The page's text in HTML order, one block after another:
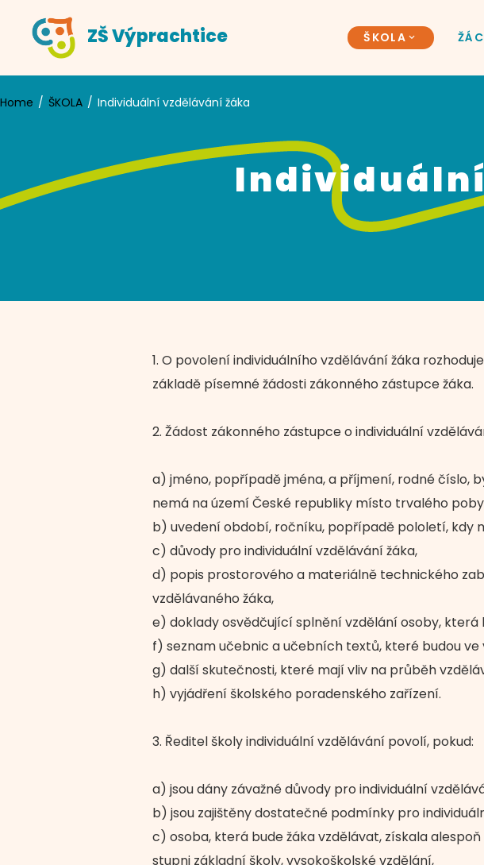
content
ZŠ Výprachtice ŠKOLA
Home ŠKOLA Individuální vzdělávání žáka
1. O povolení individuálního vzdělávání žáka
základě písemné žádosti zákonného zástupce žáka.
2. Žádost zákonného zástupce o individuální
a) jméno, popřípadě jména, a příjmení, rodné číslo,
nemá na území České republiky místo trvalého
b) uvedení období, ročníku, popřípadě pololetí, kdy
c) důvody pro individuální vzdělávání žáka,
d) popis prostorového a materiálně technického
vzdělávaného žáka,
e) doklady osvědčující splnění vzdělání osoby, která
f) seznam učebnic a učebních textů, které budou ve
g) další skutečnosti, které mají vliv na průběh
h) vyjádření školského poradenského zařízení.
3. Ředitel školy individuální vzdělávání povolí, pokud:
a) jsou dány závažné důvody pro individuální
b) jsou zajištěny dostatečné podmínky pro
c) osoba, která bude žáka vzdělávat, získala
stupni základní školy, vysokoškolské vzdělání,